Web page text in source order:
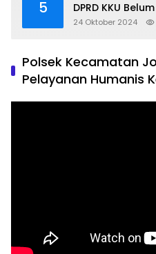
5
DPRD KKU
24 Oktober 2024
Polsek Kecamatan
Pelayanan Humanis